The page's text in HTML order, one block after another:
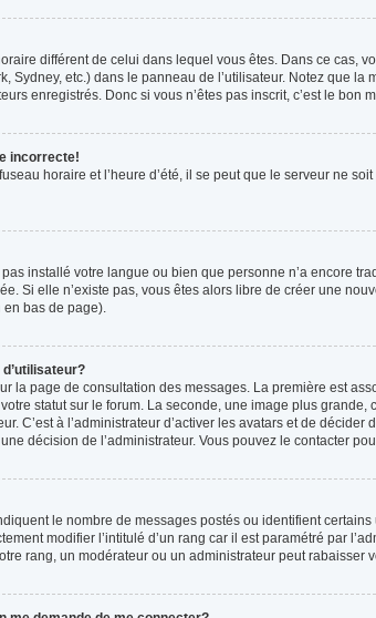
différent de celui dans lequel vous êtes. Dans ce cas,
Sydney, etc.) dans le panneau de l’utilisateur. Notez que la
enregistrés. Donc si vous n’êtes pas inscrit, c’est le bon
incorrecte!
horaire et l’heure d’été, il se peut que le serveur ne
installé votre langue ou bien que personne n’a encore
Si elle n’existe pas, vous êtes alors libre de créer une
en bas de page).
la page de consultation des messages. La première est
statut sur le forum. La seconde, une image plus grande,
C’est à l’administrateur d’activer les avatars et de
décision de l’administrateur. Vous pouvez le contacter
le nombre de messages postés ou identifient
modifier l’intitulé d’un rang car il est paramétré par
rang, un modérateur ou un administrateur peut rabaisser